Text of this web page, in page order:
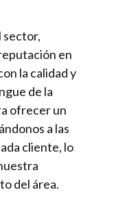
sector,
en
la calidad y
de la
ofrecer un
a las
cliente, lo
del área.